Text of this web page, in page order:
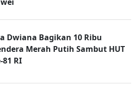
Dwiana Bagikan 10 Ribu
Merah Putih Sambut HUT
81 RI